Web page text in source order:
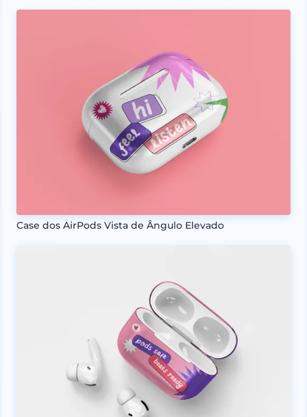
Case dos AirPods Vista de Ângulo Elevado